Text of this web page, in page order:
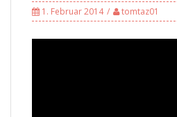
1. Februar 2014 tomtaz01